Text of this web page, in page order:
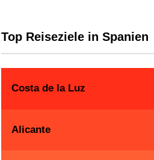
Top Reiseziele in Spanien
Costa de la Luz
Alicante